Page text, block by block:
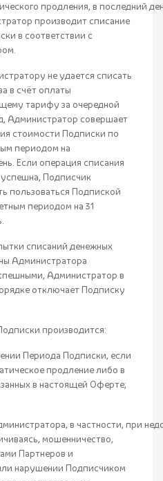
продления, в последний
производит списание
в соответствии с
не удается списать
в счёт оплаты
тарифу за очередной
Администратор совершает
стоимости Подписки по
периодом на
Если операция списания
Подписчик
пользоваться Подпиской
периодом на 31
списаний денежных
Администратора
Администратор в
отключает Подписку
производится:
Периода Подписки, если
продление либо в
в настоящей Оферте;
в частности, при
мошенничество,
Партнеров и
нарушении Подписчиком